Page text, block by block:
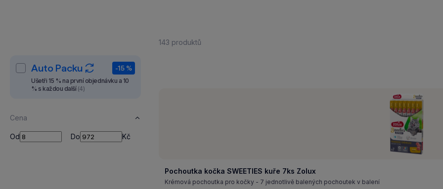
143 produktů
Auto Packu -15 %
Ušetři 15 % na první objednávku a 10
% s každou další (4)
Cena
Od Od Do Do Kč
Pochoutka kočka SWEETIES kuře 7ks Zolux
Krémová pochoutka pro kočky - 7 jednotlivě balených pochoutek v balení